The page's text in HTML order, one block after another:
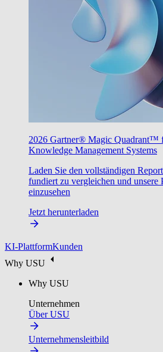
2026 Gartner® Magic Quadrant™
Knowledge Management Systems
Laden Sie den vollständigen
fundiert zu vergleichen und unsere
einzusehen
Jetzt herunterladen
KI-PlattformKunden
Why USU
Why USU
Unternehmen
Über USU
Unternehmensleitbild